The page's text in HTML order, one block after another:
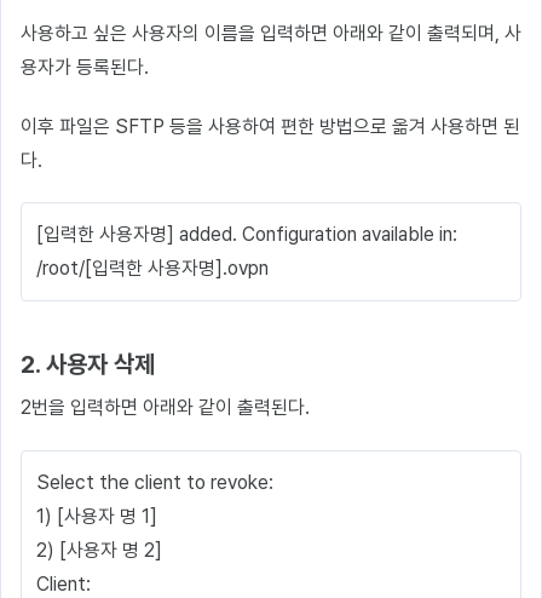
사용하고 싶은 사용자의 이름을 입력하면 아래와 같이 출력되며, 사
용자가 등록된다.
이후 파일은 SFTP 등을 사용하여 편한 방법으로 옮겨 사용하면 된
다.
[입력한 사용자명] added. Configuration available in:
/root/[입력한 사용자명].ovpn
2. 사용자 삭제
2번을 입력하면 아래와 같이 출력된다.
Select the client to revoke:
1) [사용자 명 1]
2) [사용자 명 2]
Client: